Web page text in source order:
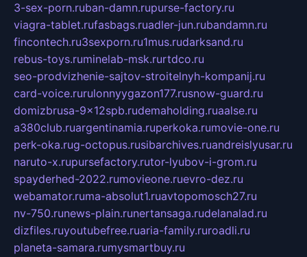
3-sex-porn.ruban-damn.rupurse-factory.ru
viagra-tablet.rufasbags.ruadler-jun.rubandamn.ru
fincontech.ru3sexporn.ru1mus.rudarksand.ru
rebus-toys.ruminelab-msk.rurtdco.ru
seo-prodvizhenie-sajtov-stroitelnyh-kompanij.ru
card-voice.rurulonnyygazon177.rusnow-guard.ru
domizbrusa-9x12spb.rudemaholding.ruaalse.ru
a380club.ruargentinamia.ruperkoka.rumovie-one.ru
perk-oka.rug-octopus.rusibarchives.ruandreislyusar.ru
naruto-x.rupursefactory.rutor-lyubov-i-grom.ru
spayderhed-2022.rumovieone.ruevro-dez.ru
webamator.ruma-absolut1.ruavtopomosch27.ru
nv-750.runews-plain.runertansaga.rudelanalad.ru
dizfiles.ruyoutubefree.ruaria-family.ruroadli.ru
planeta-samara.rumysmartbuy.ru